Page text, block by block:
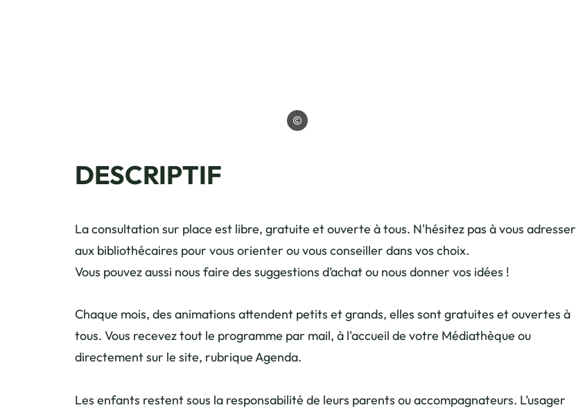
Le Dauphiné Libéré
DESCRIPTIF
La consultation sur place est libre, gratuite et ouverte à tous. N'hésitez pas à vous adresser
aux bibliothécaires pour vous orienter ou vous conseiller dans vos choix.
Vous pouvez aussi nous faire des suggestions d’achat ou nous donner vos idées !
Chaque mois, des animations attendent petits et grands, elles sont gratuites et ouvertes à
tous. Vous recevez tout le programme par mail, à l'accueil de votre Médiathèque ou
directement sur le site, rubrique Agenda.
Les enfants restent sous la responsabilité de leurs parents ou accompagnateurs. L’usager